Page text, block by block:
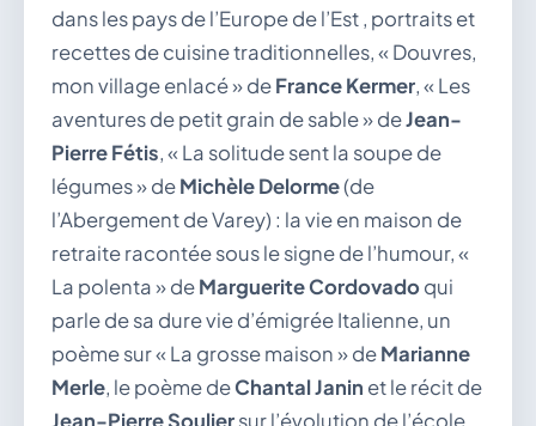
dans les pays de l’Europe de l’Est , portraits et
recettes de cuisine traditionnelles, « Douvres,
mon village enlacé » deFrance Kermer, « Les
aventures de petit grain de sable » deJean-
Pierre Fétis, « La solitude sent la soupe de
légumes » deMichèle Delorme(de
l’Abergement de Varey) : la vie en maison de
retraite racontée sous le signe de l’humour, «
La polenta » deMarguerite Cordovadoqui
parle de sa dure vie d’émigrée Italienne, un
poème sur « La grosse maison » deMarianne
Merle, le poème deChantal Janin et le récit de
Jean-Pierre Souliersur l’évolution de l’école